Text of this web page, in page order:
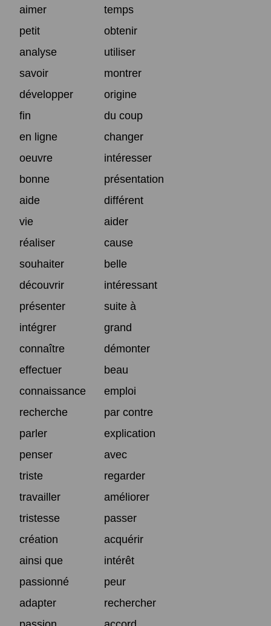
aimer
temps
petit
obtenir
analyse
utiliser
savoir
montrer
développer
origine
fin
du coup
en ligne
changer
oeuvre
intéresser
bonne
présentation
aide
différent
vie
aider
réaliser
cause
souhaiter
belle
découvrir
intéressant
présenter
suite à
intégrer
grand
connaître
démonter
effectuer
beau
connaissance
emploi
recherche
par contre
parler
explication
penser
avec
triste
regarder
travailler
améliorer
tristesse
passer
création
acquérir
ainsi que
intérêt
passionné
peur
adapter
rechercher